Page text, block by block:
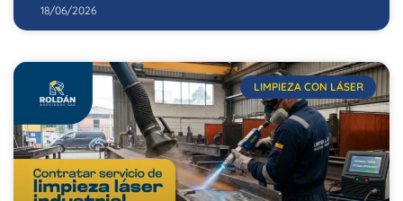
18/06/2026
LIMPIEZA CON LÁSER